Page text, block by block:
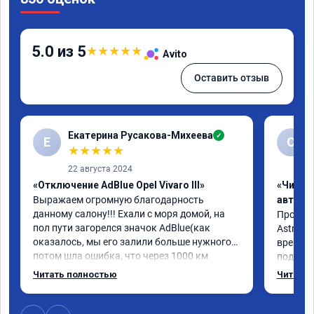
5.0 из 5★★★★★ Avito
Оставить отзыв
Е Екатерина Русакова-Михеева ✓
★★★★★
22 августа 2024
«Отключение AdBlue Opel Vivaro III»
Выражаем огромную благодарность
данному салону!!! Ехали с моря домой, на
пол пути загорелся значок AdBlue(как
оказалось, мы его залили больше нужного)
потом шла ошибка, что через 1000 км
двигатель не заведётся. Мы подъезжали
объявления,эти ребята единственные
откликнулись нам в помощь, записали к
Читать полностью
С
«Чип
Astra J
стала
Читать